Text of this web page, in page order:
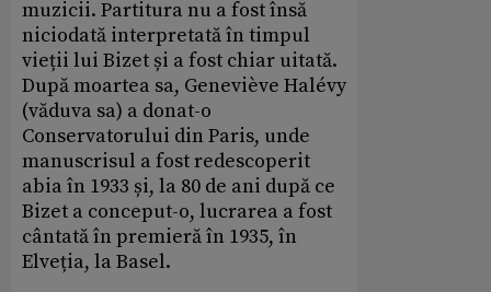
muzicii. Partitura nu a fost însă
niciodată interpretată în timpul
vieții lui Bizet și a fost chiar uitată.
După moartea sa, Geneviève Halévy
(văduva sa) a donat-o
Conservatorului din Paris, unde
manuscrisul a fost redescoperit
abia în 1933 și, la 80 de ani după ce
Bizet a conceput-o, lucrarea a fost
cântată în premieră în 1935, în
Elveția, la Basel.